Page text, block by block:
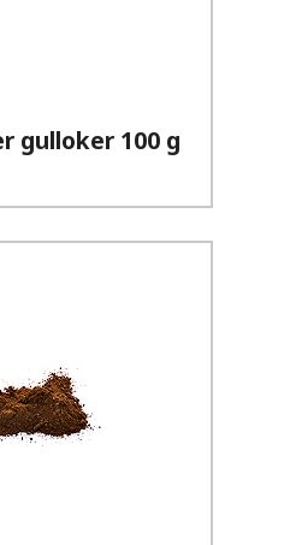
gulloker 100 g